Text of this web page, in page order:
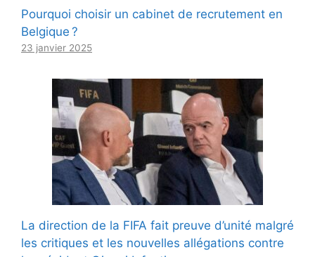
Pourquoi choisir un cabinet de recrutement en
Belgique ?
23 janvier 2025
La direction de la FIFA fait preuve d’unité malgré
les critiques et les nouvelles allégations contre